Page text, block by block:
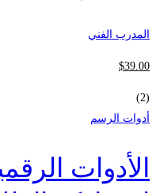
المدرب الفني
$39.00
(2)
أدوات الرسم
الأدوات